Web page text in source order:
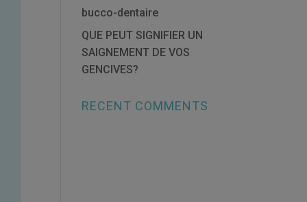
bucco-dentaire
QUE PEUT SIGNIFIER UN
SAIGNEMENT DE VOS
GENCIVES?
RECENT COMMENTS